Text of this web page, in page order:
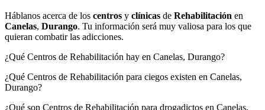
Háblanos acerca de los centros y clínicas de Rehabilitación en
Canelas, Durango. Tu información será muy valiosa para los que
quieran combatir las adicciones.
¿Qué Centros de Rehabilitación hay en Canelas, Durango?
¿Qué Centros de Rehabilitación para ciegos existen en Canelas,
Durango?
¿Qué son Centros de Rehabilitación para drogadictos en Canelas,